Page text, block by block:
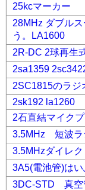
25kcマーカー
28MHz ダブル
う。LA1600
2R-DC 2球再
2sa1359
2SC1815のラ
2sk192 la1260
2石直結マイク
3.5MHz 短波ラ
3.5MHzダイレ
3A5(電池管)は
3DC-STD 真空